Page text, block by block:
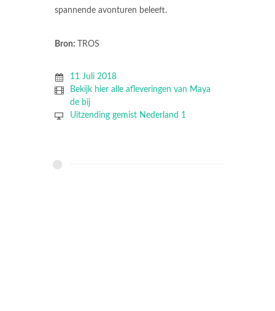
spannende avonturen beleeft.
Bron: TROS
11 Juli 2018
Bekijk hier alle afleveringen van Maya
de bij
Uitzending gemist Nederland 1